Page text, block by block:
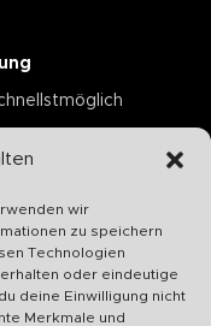
wir
zu speichern
Technologien
oder eindeutige
deine Einwilligung nicht
Merkmale und